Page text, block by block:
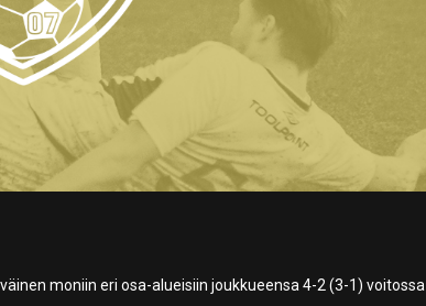
moniin eri osa-alueisiin joukkueensa 4-2 (3-1) voitossa